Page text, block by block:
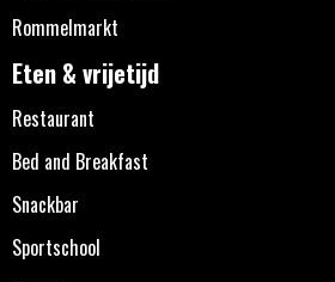
Rommelmarkt
Eten & vrijetijd
Restaurant
Bed and Breakfast
Snackbar
Sportschool